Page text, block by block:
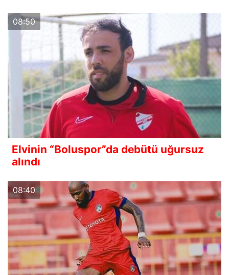
08:50
Elvinin “Boluspor”da debütü uğursuz
alındı
08:40